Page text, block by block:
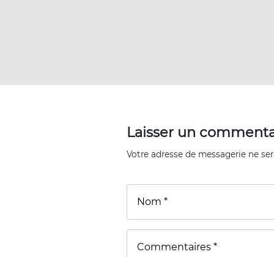
Laisser un
Votre adresse de messagerie ne